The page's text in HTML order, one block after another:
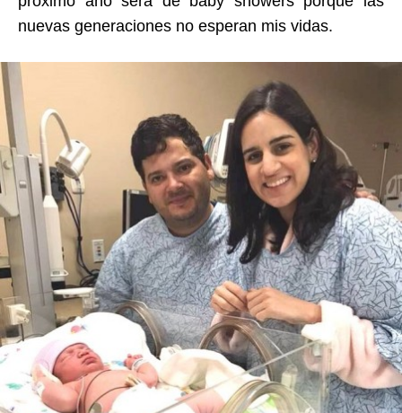
nuevas generaciones no esperan mis vidas.